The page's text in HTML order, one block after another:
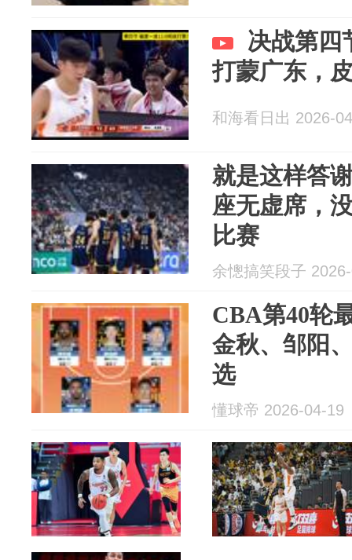
决战第四
打蒙广东，
和海看日出 2026-
就是这样答
座无虚席，
比赛
余憁搞笑段子
CBA第40轮
金秋、邹阳
选
懂球帝 2026-04-19